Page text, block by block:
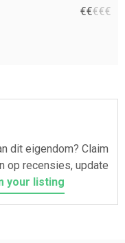
€€€€€
dit eigendom? Claim
op recensies, update
your listing